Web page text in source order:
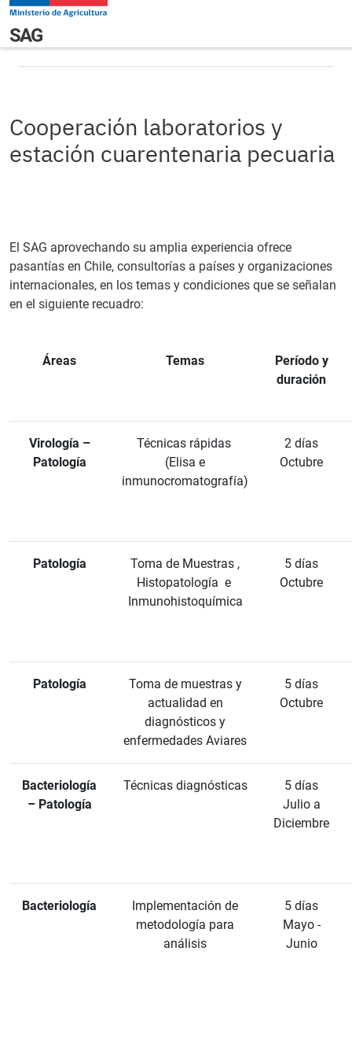
Pasar al contenido principal
Navegación principal
SAGCooperación laboratorios y estación cuarentenaria
pecuaria
Cooperación laboratorios y
estación cuarentenaria pecuaria
El SAG aprovechando su amplia experiencia ofrece
pasantías en Chile, consultorías a países y organizaciones
internacionales, en los temas y condiciones que se señalan
en el siguiente recuadro:
Áreas Temas
Período y
duración
Virología –
Patología
Técnicas rápidas
(Elisa e
inmunocromatografía)
2 días
Octubre
Patología
Toma de Muestras ,
Histopatología e
Inmunohistoquímica
5 días
Octubre
Patología
Toma de muestras y
actualidad en
diagnósticos y
enfermedades Aviares
5 días
Octubre
Bacteriología
– Patología
Técnicas diagnósticas
5 días
Julio a
Diciembre
Bacteriología
Implementación de
metodología para
análisis
5 días
Mayo -
Junio